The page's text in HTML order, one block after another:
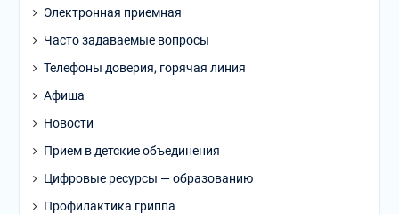
Электронная приемная
Часто задаваемые вопросы
Телефоны доверия, горячая линия
Афиша
Новости
Прием в детские объединения
Цифровые ресурсы — образованию
Профилактика гриппа